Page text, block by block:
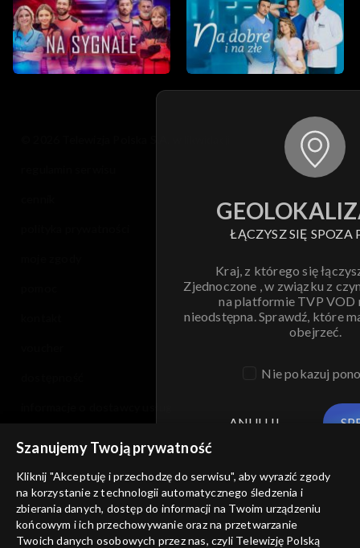
ŁĄCZYSZ SIĘ SPOZA
Kraj, z którego się
Zjednoczone , w związku z
na platformie TVP VOD
nieodstępna. Sprawdź, które
obejrzeć.
Nie pokazuj
ANULUJ
Szanujemy Twoją prywatność
Kliknij "Akceptuję i przechodzę do serwisu", aby wyrazić zgody
na korzystanie z technologii automatycznego śledzenia i
zbierania danych, dostęp do informacji na Twoim urządzeniu
końcowym i ich przechowywanie oraz na przetwarzanie
Twoich danych osobowych przez nas, czyli Telewizję Polską